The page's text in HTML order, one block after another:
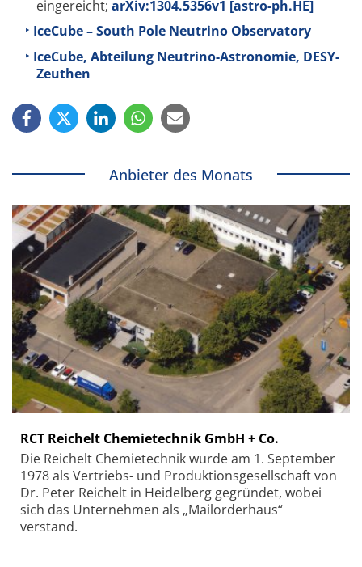
eingereicht; arXiv:1304.5356v1 [astro-ph.HE]
IceCube – South Pole Neutrino Observatory
IceCube, Abteilung Neutrino-Astronomie, DESY-
Zeuthen
Anbieter des Monats
RCT Reichelt Chemietechnik GmbH + Co.
Die Reichelt Chemietechnik wurde am 1. September
1978 als Vertriebs- und Produktionsgesellschaft von
Dr. Peter Reichelt in Heidelberg gegründet, wobei
sich das Unternehmen als „Mailorderhaus“
verstand.